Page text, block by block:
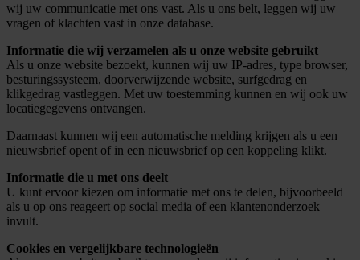
wij uw communicatie met ons vast. Als u ons belt, leggen wij uw
vragen of klachten vast in onze database.
Informatie die wij verzamelen als u onze website gebruikt
Als u onze website bezoekt, kunnen wij uw IP-adres, type browser,
besturingssysteem, doorverwijzende website, surfgedrag en
klikgedrag vastleggen. Met uw toestemming kunnen en wij ook uw
locatiegegevens ontvangen.
Daarnaast kunnen wij een automatische melding krijgen als u een
nieuwsbrief opent of in een nieuwsbrief op een koppeling klikt.
Informatie die u met ons deelt
U kunt ervoor kiezen om informatie met ons te delen, bijvoorbeeld
als u op ons reageert op social media of een klantenonderzoek
invult.
Cookies en vergelijkbare technologieën